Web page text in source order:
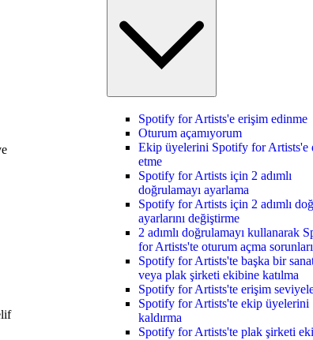
Spotify for Artists'e erişim edinme
Oturum açamıyorum
Ekip üyelerini Spotify for Artists'e
etme
Spotify for Artists için 2 adımlı
doğrulamayı ayarlama
Spotify for Artists için 2 adımlı
ayarlarını değiştirme
2 adımlı doğrulamayı kullanarak
for Artists'te oturum açma sorunları
Spotify for Artists'te başka bir
veya plak şirketi ekibine katılma
Spotify for Artists'te erişim
Spotify for Artists'te ekip üyelerini
kaldırma
Spotify for Artists'te plak şirketi